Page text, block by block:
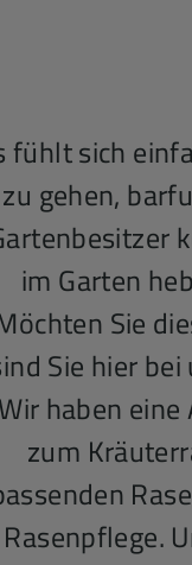
fühlt sich
zu gehen,
im Garten
Sie
Sie hier
Wir haben
zum
Rasenpflege.